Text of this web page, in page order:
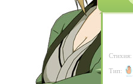
Стихия:
Тип: